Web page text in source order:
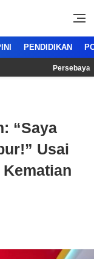
PENDIDIKAN
Persebaya
“Saya
Usai